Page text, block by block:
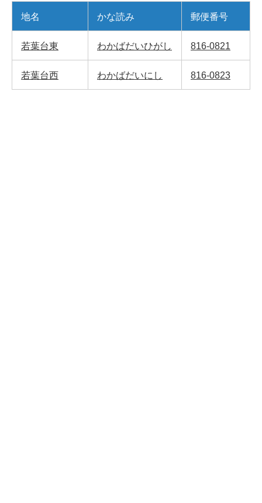
地名 かな読み 郵便番号
若葉台東 わかばだいひがし 816-0821
若葉台西 わかばだいにし 816-0823